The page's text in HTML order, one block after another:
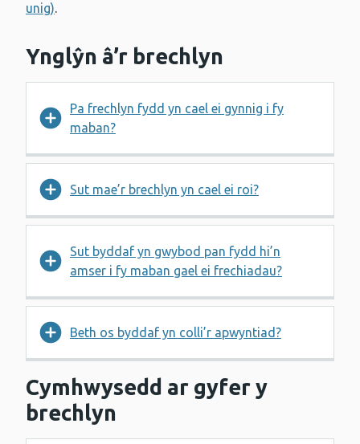
unig).
Ynglŷn â’r brechlyn
Pa frechlyn fydd yn cael ei gynnig i fy
maban?
Sut mae’r brechlyn yn cael ei roi?
Sut byddaf yn gwybod pan fydd hi’n
amser i fy maban gael ei frechiadau?
Beth os byddaf yn colli’r apwyntiad?
Cymhwysedd ar gyfer y
brechlyn